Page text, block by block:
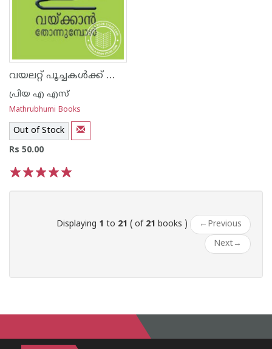
വയലറ്റ് പൂച്ചകള്‍ക്ക് ശൂ വയ്ക്കാന്‍ തോന്നുമ്പോള്‍
പ്രിയ എ എസ്
Mathrubhumi Books
Out of Stock
Rs 50.00
Displaying 1 to 21 ( of 21 books ) ← Previous
Next→